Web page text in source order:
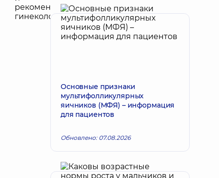
Основные признаки
мультифолликулярных
яичников (МФЯ) – информация
для пациентов
Обновлено: 07.08.2026